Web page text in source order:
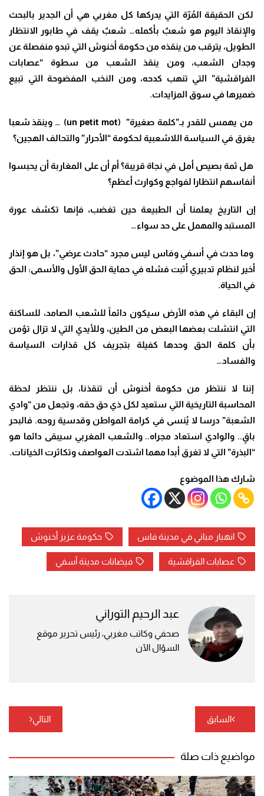
لكن الحقيقة المُرّة التي يدركها كل مغربي هي أن الجدير بالبحث
والإنقاذ اليوم هو شعبٌ بأكمله… شعبٌ يقف في طابور الانتظار
الطويل، يترقب من ينقذه من حكومة أخنوش التي تبدو منفصلة عن
وجدان الشعب، ومن ينقذ الشعب من سطوة “عصابات
الفراقشية” التي تنهب كدحه، ومن النخب المفضوحة التي تبيع
ضميرها في سوق المزايدات.
من يهمس للقدر بـ”كلمة صغيرة” (un petit mot
)
… وينقذ شعبا
يغرق في السياسة اللاشعبية لحكومة “الأحرار” والتحالف الهجين؟
هل ثمة بصيص أمل في نجاة قريبة؟ أم أن على المغاربة أن يحبسوا
أنفاسهم انتظارا لفواجع وكوارث أعظم؟
إن التاريخ يعلمنا أن الطبيعة حين تغضب، فإنها تكشف عورة
المستبد والمهمل على حد سواء…
وما حدث في أسفي وفاس ليس مجرد “حادث عرضي”، بل هو إنذار
أخير لنظام تدبيري أثبت فشله في حماية الحق الأول والأسمى: الحق
في الحياة.
إن البقاء في هذه الأرض سيكون دائماً للشعب الصامد، للساكنة
التي انتشلت بعضها البعض من الطين، وللأيدي التي لا تزال تؤمن
بأن كلمة الحق وحدها كفيلة بتجريف كل قذارات السياسة
والفساد…
إننا لا ننتظر من حكومة أخنوش أن تنقذنا، بل ننتظر لحظة
المحاسبة التاريخية التي ستعيد لكل ذي حق حقه، وتجعل من “وادي
الشعبة” درسا لا يُنسى في كرامة المواطن وقدسية روحه. فالبحر
باقٍ.. والوادي استعاد مجراه.. والشعب المغربي سيبقى دائما هو
“البذرة” التي لا تغرق أبدا مهما اشتدت العواصف وتكاثرت الخيانات.
شارك هذا الموضوع
انهيار مباني في مدينة فاس حكومة عزيز أخنوش
عصابات الفراقشية فيضانات مدينة آسفي
عبد الرحيم التوراني
صحفي وكاتب مغربي، رئيس تحرير موقع
السؤال الآن
تصفّح
المقالات
السابق التالي
مواضيع ذات صلة